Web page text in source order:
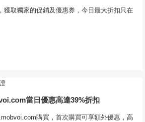
獲取獨家的促銷及優惠券，今日最大折扣只在
當日優惠高達39%折扣
購買，首次購買可享額外優惠，高